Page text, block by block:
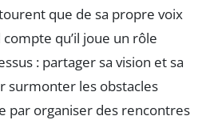
que de sa propre voix
qu’il joue un rôle
: partager sa vision et sa
surmonter les obstacles
par organiser des rencontres